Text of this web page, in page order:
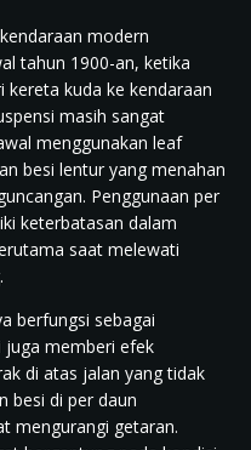
tahun 1900-an, ketika
kuda ke kendaraan
masih sangat
menggunakan leaf
besi lentur yang menahan
Penggunaan per
keterbatasan dalam
saat melewati
berfungsi sebagai
memberi efek
di atas jalan yang tidak
besi di per daun
mengurangi getaran.